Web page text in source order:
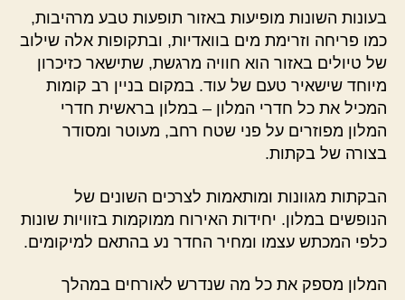
בעונות השונות מופיעות באזור תופעות טבע מרהיבות,
כמו פריחה וזרימת מים בוואדיות, ובתקופות אלה שילוב
של טיולים באזור הוא חוויה מרגשת, שתישאר כזיכרון
מיוחד שישאיר טעם של עוד. במקום בניין רב קומות
המכיל את כל חדרי המלון – במלון בראשית חדרי
המלון מפוזרים על פני שטח רחב, מעוטר ומסודר
בצורה של בקתות.
הבקתות מגוונות ומותאמות לצרכים השונים של
הנופשים במלון. יחידות האירוח ממוקמות בזוויות שונות
כלפי המכתש עצמו ומחיר החדר נע בהתאם למיקומים.
המלון מספק את כל מה שנדרש לאורחים במהלך